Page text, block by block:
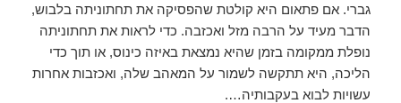
גברי. אם פתאום היא קולטת שהפסיקה את תחתוניתה בלבוש,
הדבר מעיד על הרבה מזל ואכזבה. כדי לראות את תחתוניתה
נופלת ממקומה בזמן שהיא נמצאת באיזה כינוס, או תוך כדי
הליכה, היא תתקשה לשמור על המאהב שלה, ואכזבות אחרות
עשויות לבוא בעקבותיה….